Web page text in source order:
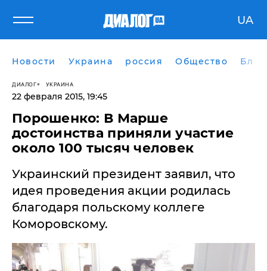
UA
Новости Украина россия Общество
ДИАЛОГ УКРАИНА
22 февраля 2015, 19:45
Порошенко: В Марше
достоинства приняли участие
около 100 тысяч человек
Украинский президент заявил, что
идея проведения акции родилась
благодаря польскому коллеге
Коморовскому.